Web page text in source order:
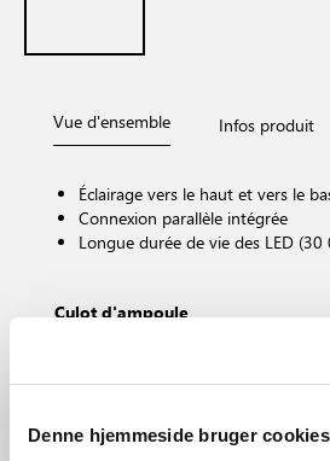
Denne hjemmeside bruger cookies
Vue d'ensemble Infos produit
Éclairage vers le haut et vers le
Connexion parallèle intégrée
Longue durée de vie des LED (30
Culot d'ampoule
Température de couleur (K)